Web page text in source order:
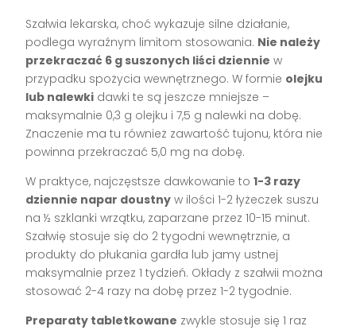
Szałwia lekarska, choć wykazuje silne działanie,
podlega wyraźnym limitom stosowania. Nie należy
przekraczać 6 g suszonych liści dziennie w
przypadku spożycia wewnętrznego. W formie olejku
lub nalewki dawki te są jeszcze mniejsze –
maksymalnie 0,3 g olejku i 7,5 g nalewki na dobę.
Znaczenie ma tu również zawartość tujonu, która nie
powinna przekraczać 5,0 mg na dobę.
W praktyce, najczęstsze dawkowanie to1-3 razy
dziennie napar doustny w ilości 1-2 łyżeczek suszu
na ½ szklanki wrzątku, zaparzane przez 10-15 minut.
Szałwię stosuje się do 2 tygodni wewnętrznie, a
produkty do płukania gardła lub jamy ustnej
maksymalnie przez 1 tydzień. Okłady z szałwii można
stosować 2-4 razy na dobę przez 1-2 tygodnie.
Preparaty tabletkowane zwykle stosuje się 1 raz